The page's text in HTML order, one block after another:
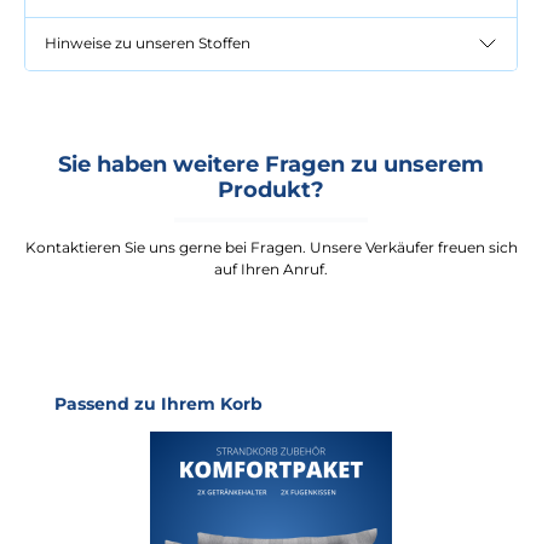
Hinweise zu unseren Stoffen
Sie haben weitere Fragen zu unserem
Produkt?
Kontaktieren Sie uns gerne bei Fragen. Unsere Verkäufer freuen sich
auf Ihren Anruf.
Produktgalerie überspringen
Passend zu Ihrem Korb